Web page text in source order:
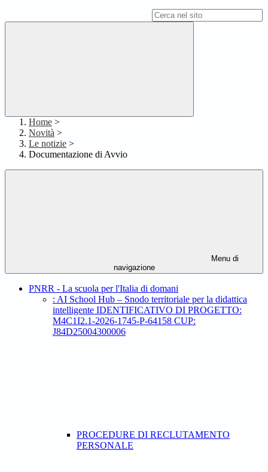
Home >
Novità >
Le notizie >
Documentazione di Avvio
Menu di
navigazione
PNRR - La scuola per l'Italia di domani
: AI School Hub – Snodo territoriale per la didattica
intelligente IDENTIFICATIVO DI PROGETTO:
M4C1I2.1-2026-1745-P-64158 CUP:
J84D25004300006
PROCEDURE DI RECLUTAMENTO
PERSONALE